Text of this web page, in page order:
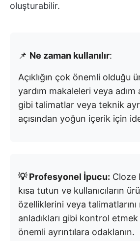
oluşturabilir.
📌 Ne zaman kullanılır:
Açıklığın çok önemli olduğu
yardım makaleleri veya adım
gibi talimatlar veya teknik
açısından yoğun içerik için
💡 Profesyonel İpucu: Cloze
kısa tutun ve kullanıcıların
özelliklerini veya
anladıkları gibi kontrol
önemli ayrıntılara odaklanın.